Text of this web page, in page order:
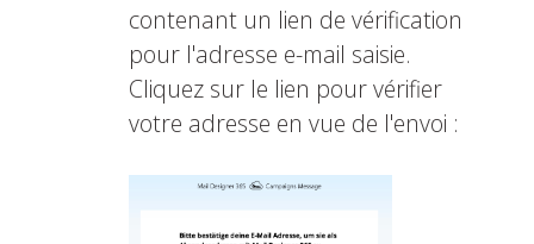
contenant un lien de vérification
pour l'adresse e-mail saisie.
Cliquez sur le lien pour vérifier
votre adresse en vue de l'envoi :